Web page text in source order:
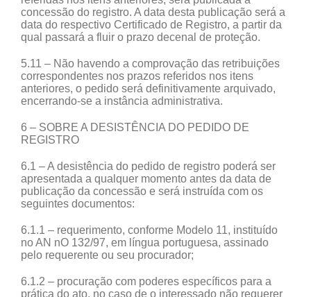
concessão do registro. A data desta publicação será a
data do respectivo Certificado de Registro, a partir da
qual passará a fluir o prazo decenal de proteção.
5.11 – Não havendo a comprovação das retribuições
correspondentes nos prazos referidos nos itens
anteriores, o pedido será definitivamente arquivado,
encerrando-se a instância administrativa.
6 – SOBRE A DESISTÊNCIA DO PEDIDO DE
REGISTRO
6.1 – A desistência do pedido de registro poderá ser
apresentada a qualquer momento antes da data de
publicação da concessão e será instruída com os
seguintes documentos:
6.1.1 – requerimento, conforme Modelo 11, instituído
no AN nO 132/97, em língua portuguesa, assinado
pelo requerente ou seu procurador;
6.1.2 – procuração com poderes específicos para a
prática do ato, no caso de o interessado não requerer